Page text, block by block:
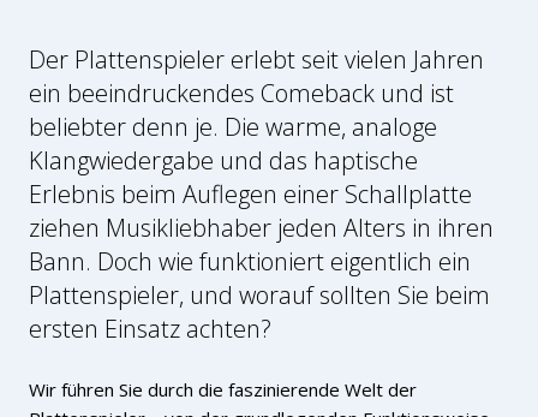
Der Plattenspieler erlebt seit vielen Jahren
ein beeindruckendes Comeback und ist
beliebter denn je. Die warme, analoge
Klangwiedergabe und das haptische
Erlebnis beim Auflegen einer Schallplatte
ziehen Musikliebhaber jeden Alters in ihren
Bann. Doch wie funktioniert eigentlich ein
Plattenspieler, und worauf sollten Sie beim
ersten Einsatz achten?
Wir führen Sie durch die faszinierende Welt der